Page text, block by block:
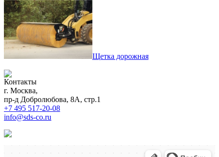
Щетка дорожная
Контакты
г. Москва,
пр-д Добролюбова, 8А, стр.1
+7 495 517-20-08
info@sds-co.ru